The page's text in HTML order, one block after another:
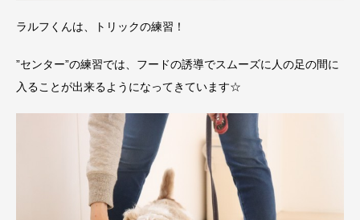
ラルフくんは、トリックの練習！
”センター”の練習では、フードの誘導でスムーズに人の足の間に
入ることが出来るようになってきています☆